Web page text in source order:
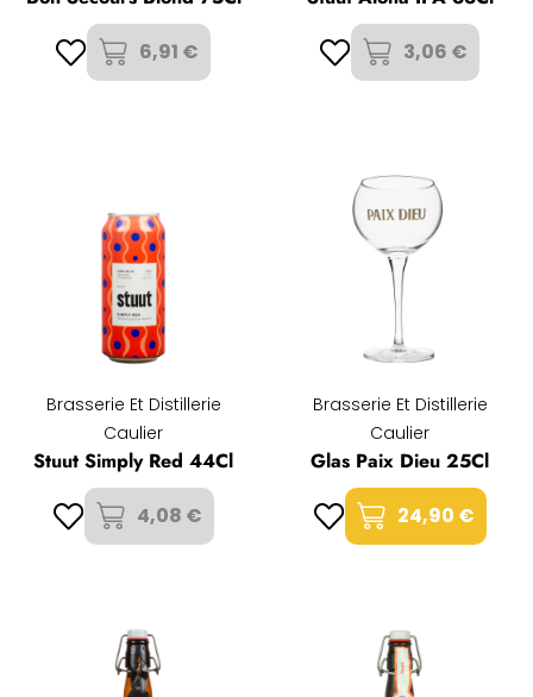
6,91 €
3,06 €
Brasserie Et Distillerie
Caulier
Stuut Simply Red 44Cl
4,08 €
Brasserie Et Distillerie
Caulier
Glas Paix Dieu 25Cl
24,90 €